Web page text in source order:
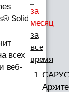
Solid
всех
веб-
за
месяц
за
все
время